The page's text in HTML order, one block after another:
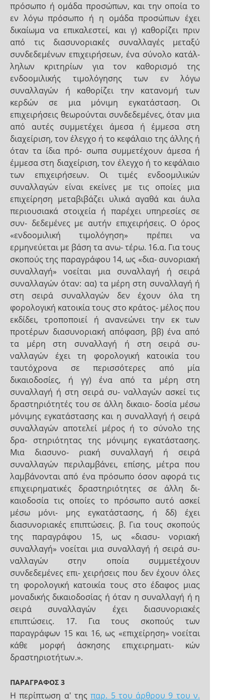
πρόσωπο ή ομάδα προσώπων, και την οποία το
εν λόγω πρόσωπο ή η ομάδα προσώπων έχει
δικαίωμα να επικαλεστεί, και γ) καθορίζει πριν
από τις διασυνοριακές συναλλαγές μεταξύ
συνδεδεμένων επιχειρήσεων, ένα σύνολο κατάλ-
ληλων κριτηρίων για τον καθορισμό της
ενδοομιλικής τιμολόγησης των εν λόγω
συναλλαγών ή καθορίζει την κατανομή των
κερδών σε μια μόνιμη εγκατάσταση. Οι
επιχειρήσεις θεωρούνται συνδεδεμένες, όταν μια
από αυτές συμμετέχει άμεσα ή έμμεσα στη
διαχείριση, τον έλεγχο ή το κεφάλαιο της άλλης ή
όταν τα ίδια πρό- σωπα συμμετέχουν άμεσα ή
έμμεσα στη διαχείριση, τον έλεγχο ή το κεφάλαιο
των επιχειρήσεων. Οι τιμές ενδοομιλικών
συναλλαγών είναι εκείνες με τις οποίες μια
επιχείρηση μεταβιβάζει υλικά αγαθά και άυλα
περιουσιακά στοιχεία ή παρέχει υπηρεσίες σε
συν- δεδεμένες με αυτήν επιχειρήσεις. Ο όρος
«ενδοομιλική τιμολόγηση» πρέπει να
ερμηνεύεται με βάση τα ανω- τέρω. 16.α. Για τους
σκοπούς της παραγράφου 14, ως «δια- συνοριακή
συναλλαγή» νοείται μια συναλλαγή ή σειρά
συναλλαγών όταν: αα) τα μέρη στη συναλλαγή ή
στη σειρά συναλλαγών δεν έχουν όλα τη
φορολογική κατοικία τους στο κράτος- μέλος που
εκδίδει, τροποποιεί ή ανανεώνει την εκ των
προτέρων διασυνοριακή απόφαση, ββ) ένα από
τα μέρη στη συναλλαγή ή στη σειρά συ-
ναλλαγών έχει τη φορολογική κατοικία του
ταυτόχρονα σε περισσότερες από μία
δικαιοδοσίες, ή γγ) ένα από τα μέρη στη
συναλλαγή ή στη σειρά συ- ναλλαγών ασκεί τις
δραστηριότητές του σε άλλη δικαιο- δοσία μέσω
μόνιμης εγκατάστασης και η συναλλαγή ή σειρά
συναλλαγών αποτελεί μέρος ή το σύνολο της
δρα- στηριότητας της μόνιμης εγκατάστασης.
Μια διασυνο- ριακή συναλλαγή ή σειρά
συναλλαγών περιλαμβάνει, επίσης, μέτρα που
λαμβάνονται από ένα πρόσωπο όσον αφορά τις
επιχειρηματικές δραστηριότητες σε άλλη δι-
καιοδοσία τις οποίες το πρόσωπο αυτό ασκεί
μέσω μόνι- μης εγκατάστασης, ή δδ) έχει
διασυνοριακές επιπτώσεις. β. Για τους σκοπούς
της παραγράφου 15, ως «διασυ- νοριακή
συναλλαγή» νοείται μια συναλλαγή ή σειρά συ-
ναλλαγών στην οποία συμμετέχουν
συνδεδεμένες επι- χειρήσεις που δεν έχουν όλες
τη φορολογική κατοικία τους στο έδαφος μιας
μοναδικής δικαιοδοσίας ή όταν η συναλλαγή ή η
σειρά συναλλαγών έχει διασυνοριακές
επιπτώσεις. 17. Για τους σκοπούς των
παραγράφων 15 και 16, ως «επιχείρηση» νοείται
κάθε μορφή άσκησης επιχειρηματι- κών
δραστηριοτήτων.».
ΠΑΡΑΓΡΑΦΟΣ 3
Η περίπτωση α' τηςπαρ. 5 του άρθρου 9 του ν.